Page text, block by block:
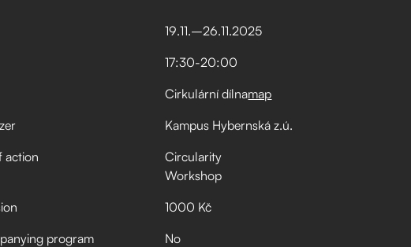
19.11.–⁠26.11.2025
17:30-20:00
Cirkulární dílnamap
Kampus Hybernská z.ú.
action
Circularity
Workshop
1000 Kč
program
No